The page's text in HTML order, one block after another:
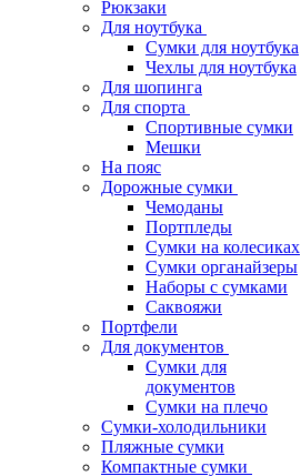
Рюкзаки
Для ноутбука
Сумки для ноутбука
Чехлы для ноутбука
Для шопинга
Для спорта
Спортивные сумки
Мешки
На пояс
Дорожные сумки
Чемоданы
Портпледы
Сумки на колесиках
Сумки органайзеры
Наборы с сумками
Саквояжи
Портфели
Для документов
Сумки для
документов
Сумки на плечо
Сумки-холодильники
Пляжные сумки
Компактные сумки